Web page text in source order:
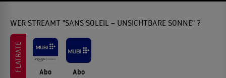
WER STREAMT "SANS SOLEIL – UNSICHTBARE SONNE" ?
FLATRATE Abo Abo